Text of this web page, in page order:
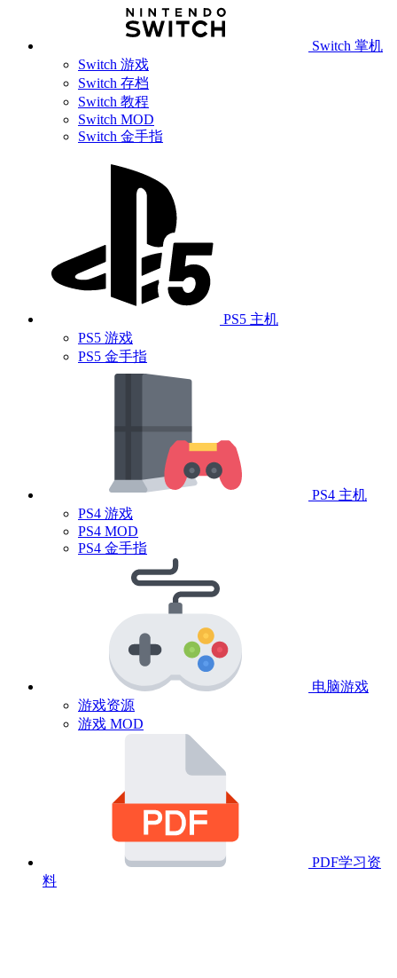
Switch 掌机
Switch 游戏
Switch 存档
Switch 教程
Switch MOD
Switch 金手指
PS5 主机
PS5 游戏
PS5 金手指
PS4 主机
PS4 游戏
PS4 MOD
PS4 金手指
电脑游戏
游戏资源
游戏 MOD
PDF学习资
料